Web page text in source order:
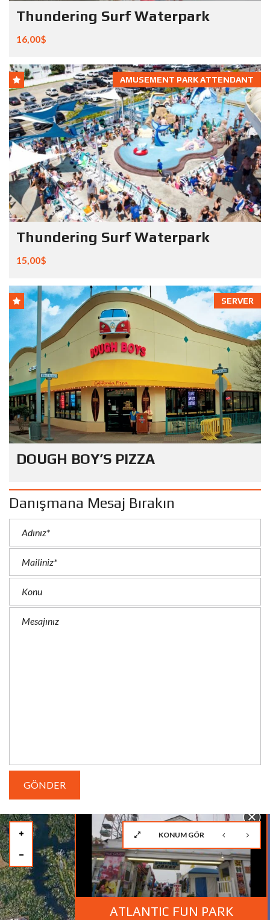
Thundering Surf Waterpark
16,00$
AMUSEMENT PARK ATTENDANT
Thundering Surf Waterpark
15,00$
SERVER
DOUGH BOY’S PIZZA
Danışmana Mesaj Bırakın
2
ATLANTIC FUN PARK
KONUM GÖR